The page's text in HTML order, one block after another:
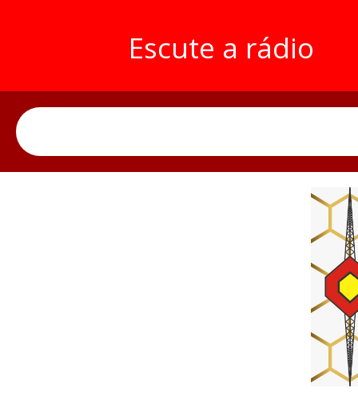
Escute a rádio